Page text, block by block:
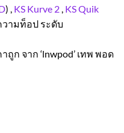
) , KS Kurve 2 KS Quik
ามท็อป ระดับ
ถูก จาก ‘lnwpod’ เทพ พอด